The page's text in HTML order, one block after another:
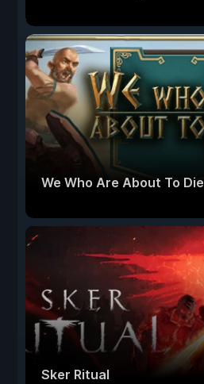
We Who Are About To Die
Sker Ritual